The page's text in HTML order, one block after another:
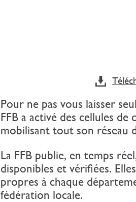
Pour ne pas vous laisser
FFB a activé des cellules
mobilisant tout son réseau
La FFB publie, en temps
disponibles et vérifiées.
propres à chaque
fédération locale.